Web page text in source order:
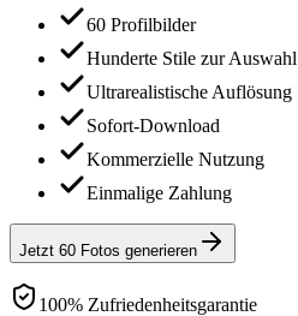
60 Profilbilder
Hunderte Stile zur Auswahl
Ultrarealistische Auflösung
Sofort-Download
Kommerzielle Nutzung
Einmalige Zahlung
Jetzt 60 Fotos generieren
100% Zufriedenheitsgarantie